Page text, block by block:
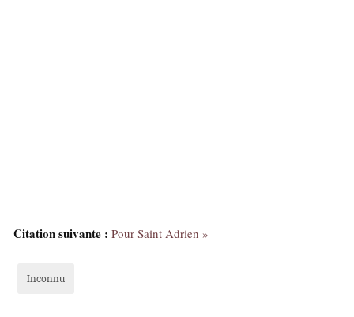
Citation suivante : Pour Saint Adrien »
Inconnu